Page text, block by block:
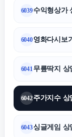
6039수익형상가
6040영화다시보
6041 무릎딱지 상
6042주가지수 상
6043싱글게임 상